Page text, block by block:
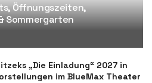
Öffnungszeiten,
Sommergarten
„Die Einladung“ 2027 in
im BlueMax Theater